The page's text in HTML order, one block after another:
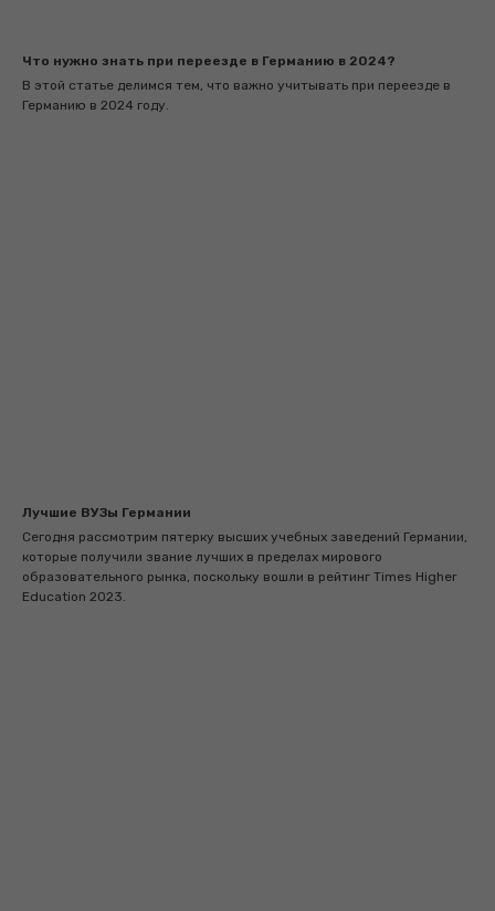
Что нужно знать при переезде в Германию в 2024?
В этой статье делимся тем, что важно учитывать при переезде в
Германию в 2024 году.
Лучшие ВУЗы Германии
Сегодня рассмотрим пятерку высших учебных заведений Германии,
которые получили звание лучших в пределах мирового
образовательного рынка, поскольку вошли в рейтинг Times Higher
Education 2023.